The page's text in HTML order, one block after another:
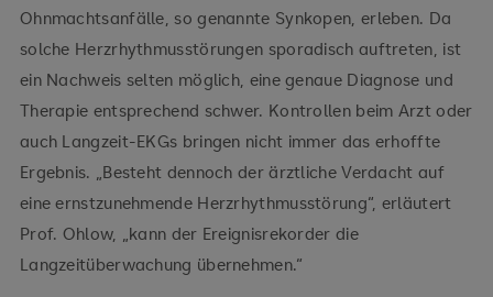
Ohnmachtsanfälle, so genannte Synkopen, erleben. Da
solche Herzrhythmusstörungen sporadisch auftreten, ist
ein Nachweis selten möglich, eine genaue Diagnose und
Therapie entsprechend schwer. Kontrollen beim Arzt oder
auch Langzeit-EKGs bringen nicht immer das erhoffte
Ergebnis. „Besteht dennoch der ärztliche Verdacht auf
eine ernstzunehmende Herzrhythmusstörung“, erläutert
Prof. Ohlow, „kann der Ereignisrekorder die
Langzeitüberwachung übernehmen.“